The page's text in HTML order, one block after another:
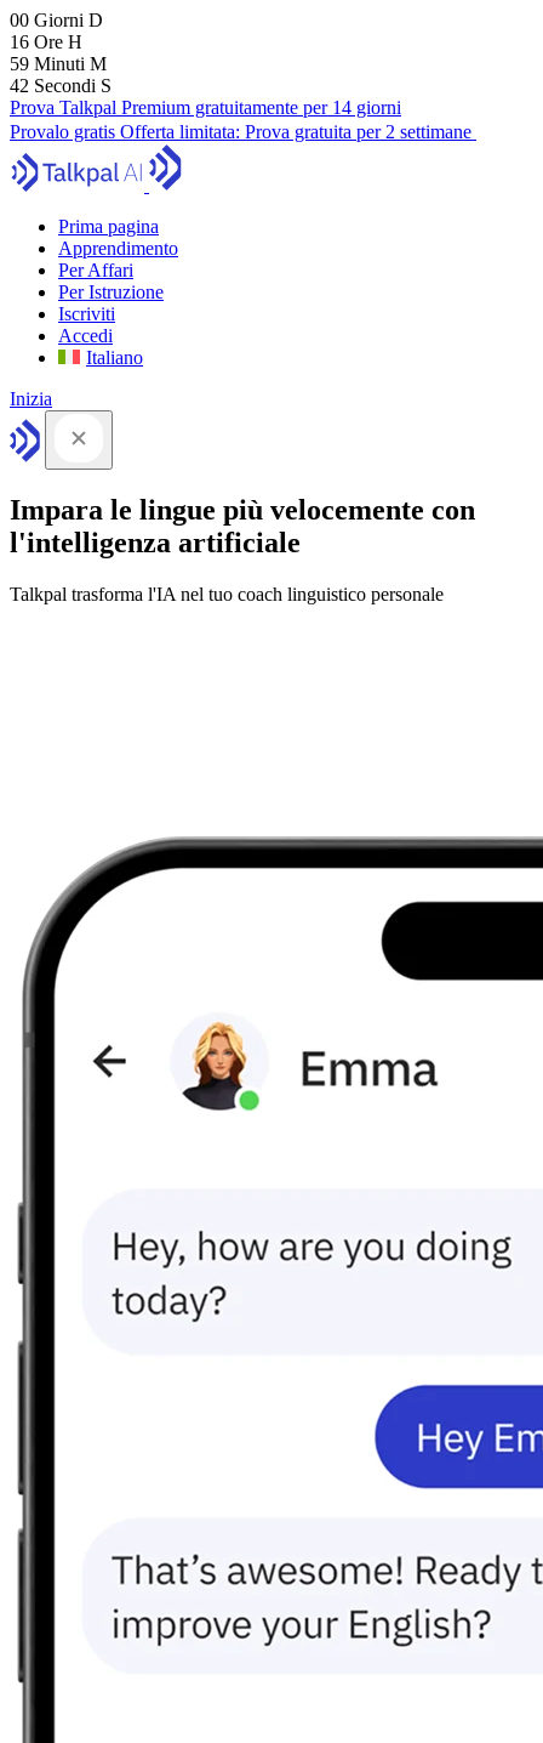
00 Giorni D
16 Ore H
59 Minuti M
41 Secondi S
Prova Talkpal Premium gratuitamente per 14 giorni
Provalo gratis Offerta limitata: Prova gratuita per 2 settimane
Prima pagina
Apprendimento
Per Affari
Per Istruzione
Iscriviti
Accedi
Italiano
Inizia
Impara le lingue più velocemente con
l'intelligenza artificiale
Talkpal trasforma l'IA nel tuo coach linguistico personale